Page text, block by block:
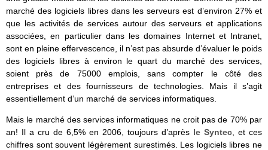
marché des logiciels libres dans les serveurs est d’environ 27% et
que les activités de services autour des serveurs et applications
associées, en particulier dans les domaines Internet et Intranet,
sont en pleine effervescence, il n’est pas absurde d’évaluer le poids
des logiciels libres à environ le quart du marché des services,
soient près de 75000 emplois, sans compter le côté des
entreprises et des fournisseurs de technologies. Mais il s’agit
essentiellement d’un marché de services informatiques.
Mais le marché des services informatiques ne croit pas de 70% par
an! Il a cru de 6,5% en 2006, toujours d’après le Syntec , et ces
chiffres sont souvent légèrement surestimés. Les logiciels libres ne